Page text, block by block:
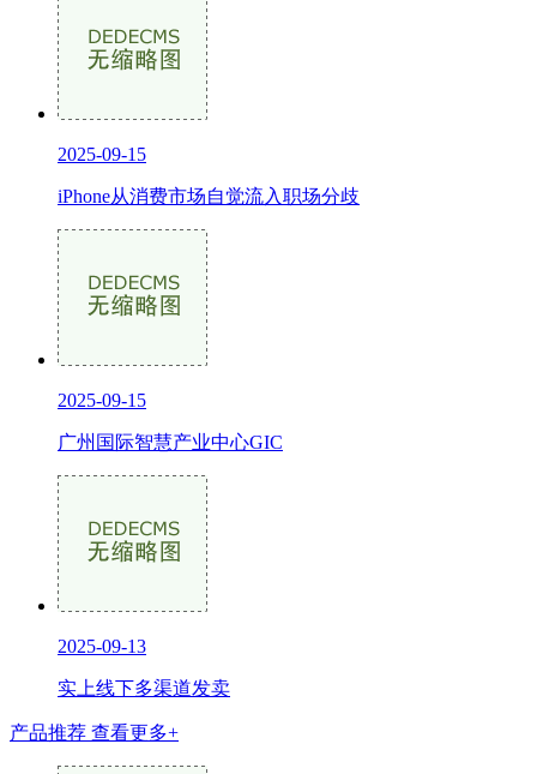
2025-09-15
iPhone从消费市场自觉流入职场分歧
2025-09-15
广州国际智慧产业中心GIC
2025-09-13
实上线下多渠道发卖
产品推荐 查看更多+